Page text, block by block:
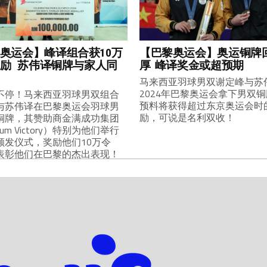
运会】峰译组合获10万
苏伟译铜牌与家人同
停！马来西亚羽球男双组合
苏伟译在巴黎奥运会羽球男
牌，其赞助商金满成功集团
Victory）特别为他们举行
发仪式，奖励他们10万令
彰他们在巴黎的杰出表现！
【巴黎奥运会】奥运铜牌
厚 峰译奖金或超预期
马来西亚羽球男双谢定峰与苏
2024年巴黎奥运会拿下男双
预料将获得超过东京奥运会时
励，可说是名利双收！